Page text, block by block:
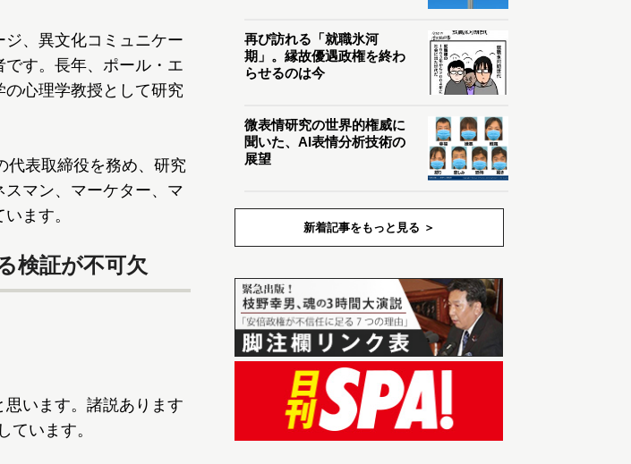
、異文化コミュニケー
す。長年、ポール・エ
心理学教授として研究
表取締役を務め、研究
マン、マーケター、マ
ます。
検証が不可欠
います。諸説あります
ています。
再び訪れる「就職氷河
期」。縁故優遇政権を終わ
らせるのは今
微表情研究の世界的権威に
聞いた、AI表情分析技術の
展望
新着記事をもっと見る